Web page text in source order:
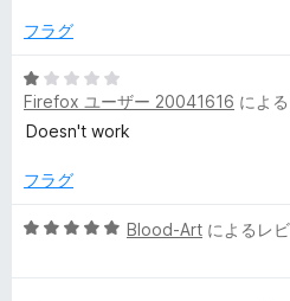
フラグ
5
段
階
1
評
Firefox ユーザー 20041616 によ
Doesn't work
フラグ
5
Blood-Art によるレ